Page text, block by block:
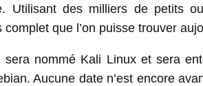
Utilisant des milliers de petits
que l’on puisse trouver
nommé Kali Linux et sera
Aucune date n’est encore